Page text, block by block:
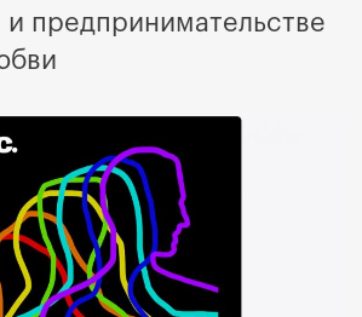
и предпринимательстве